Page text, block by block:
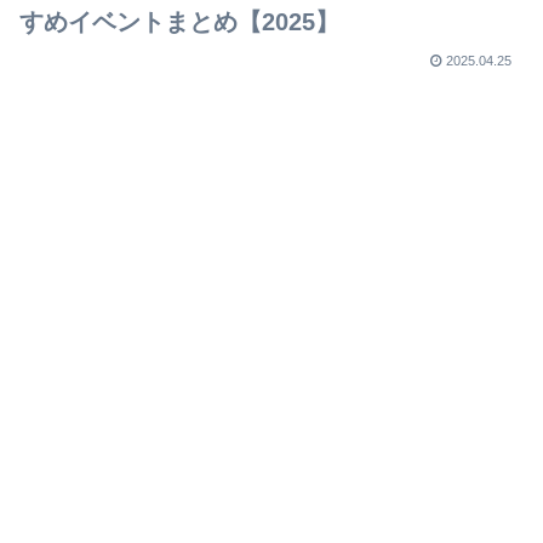
すめイベントまとめ【2025】
2025.04.25